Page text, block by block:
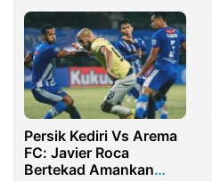
Persik Kediri Vs Arema
FC: Javier Roca
Bertekad Amankan